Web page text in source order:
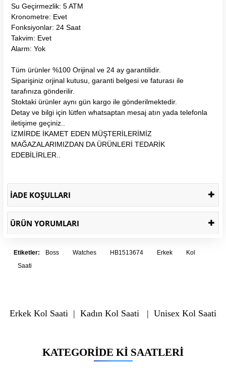
Su Geçirmezlik: 5 ATM
Kronometre: Evet
Fonksiyonlar: 24 Saat
Takvim: Evet
Alarm: Yok
Tüm ürünler %100 Orijinal ve 24 ay garantilidir.
Siparişiniz orjinal kutusu, garanti belgesi ve faturası ile
tarafınıza gönderilir.
Stoktaki ürünler aynı gün kargo ile gönderilmektedir.
Detay ve bilgi için lütfen whatsaptan mesaj atın yada telefonla
iletişime geçiniz..
İZMİRDE İKAMET EDEN MÜŞTERİLERİMİZ
MAĞAZALARIMIZDAN DA ÜRÜNLERİ TEDARİK
EDEBİLİRLER..
İADE KOŞULLARI
ÜRÜN YORUMLARI
Etiketler: Boss Watches HB1513674 Erkek
Kol
Saati
Erkek Kol Saati | Kadın Kol Saati | Unisex Kol Saati
KATEGORIDE KI SAATLERI